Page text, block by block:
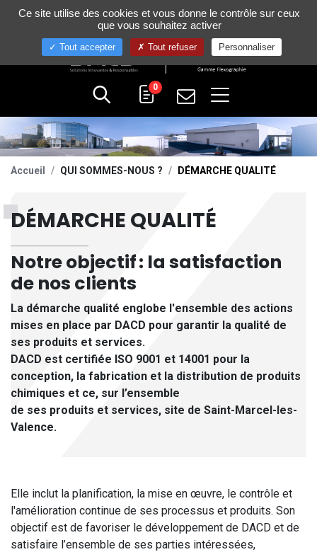
+33 (0)4 75 58 80 10
0
Accueil QUI SOMMES-NOUS ? DÉMARCHE QUALITÉ
DÉMARCHE QUALITÉ
Notre objectif : la satisfaction
de nos clients
La démarche qualité englobe l'ensemble des actions
mises en place par DACD pour garantir la qualité de
ses produits et services.
DACD est certifiée ISO 9001 et 14001 pour la
conception, la fabrication et la distribution de produits
chimiques et ce, sur l’ensemble
de ses produits et services, site de Saint-Marcel-les-
Valence.
Elle inclut la planification, la mise en œuvre, le contrôle et
l'amélioration continue de ses processus et produits. Son
objectif est de favoriser le développement de DACD et de
satisfaire l’ensemble de ses parties intéressées,
Gestion de vos préférences sur les cookies
Ce site utilise des cookies et vous donne le contrôle sur ceux
que vous souhaitez activer
Tout accepter Tout refuser Personnaliser